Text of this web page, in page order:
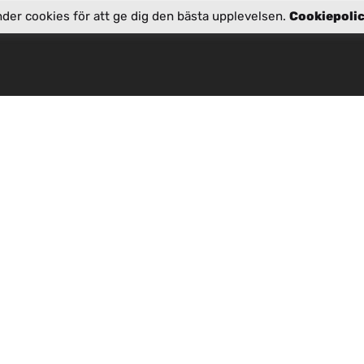
cookies för att ge dig den bästa upplevelsen.